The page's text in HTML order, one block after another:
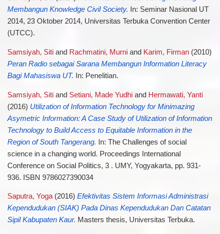
Membangun Knowledge Civil Society. In: Seminar Nasional UT
2014, 23 Oktober 2014, Universitas Terbuka Convention Center
(UTCC).
Samsiyah, Sitiand Rachmatini, Murniand Karim, Firman(2010)
Peran Radio sebagai Sarana Membangun Information Literacy
Bagi Mahasiswa UT. In: Penelitian.
Samsiyah, Sitiand Setiani, Made Yudhiand Hermawati, Yanti
(2016) Utilization of Information Technology for Minimazing
Asymetric Information: A Case Study of Utilization of Information
Technology to Build Access to Equitable Information in the
Region of South Tangerang. In: The Challenges of social
science in a changing world. Proceedings International
Conference on Social Politics, 3 . UMY, Yogyakarta, pp. 931-
936. ISBN 9786027390034
Saputra, Yoga(2016) Efektivitas Sistem Informasi Administrasi
Kependudukan (SIAK) Pada Dinas Kependudukan Dan Catatan
Sipil Kabupaten Kaur. Masters thesis, Universitas Terbuka.